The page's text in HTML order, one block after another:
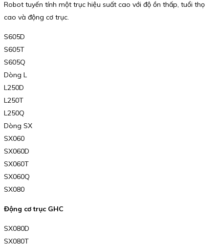
Robot tuyến tính một trục hiệu suất cao với độ ồn thấp, tuổi thọ
cao và động cơ trục.
S605D
S605T
S605Q
Dòng L
L250D
L250T
L250Q
Dòng SX
SX060
SX060D
SX060T
SX060Q
SX080
Động cơ trục GHC
SX080D
SX080T